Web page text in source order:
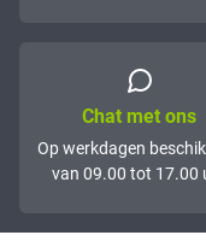
Chat met ons
Op werkdagen
van 09.00 tot 17.00